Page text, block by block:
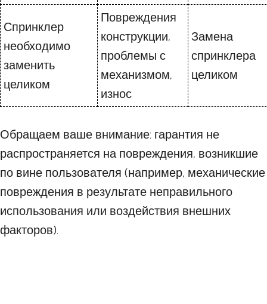
Спринклер
необходимо
заменить
целиком
Повреждения
конструкции,
проблемы с
механизмом,
износ
Замена
спринклера
целиком
Обращаем ваше внимание: гарантия не
распространяется на повреждения, возникшие
по вине пользователя (например, механические
повреждения в результате неправильного
использования или воздействия внешних
факторов).